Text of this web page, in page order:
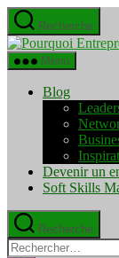
Aller
au
contenu
Recherche
Menu
Blog
Devenir un
Soft Skills
Recherche
Rechercher :